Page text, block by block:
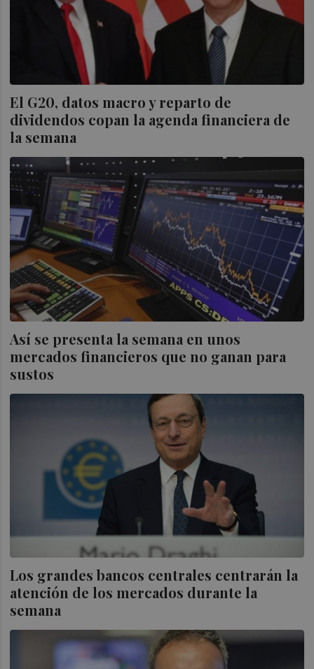
El G20, datos macro y reparto de
dividendos copan la agenda financiera de
la semana
Así se presenta la semana en unos
mercados financieros que no ganan para
sustos
Los grandes bancos centrales centrarán la
atención de los mercados durante la
semana